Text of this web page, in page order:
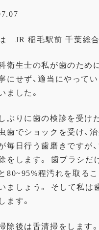
は JR稲毛駅前 千葉総
衛生士の私が歯のため
にせず、適当にやって
ました。
ぶりに歯の検診を受け
歯でショックを受け、
毎日行う歯磨きですが
をします。 歯ブラシだ
80~95%程汚れを取る
ましょう。 そして私
ます。
除後は舌清掃をします